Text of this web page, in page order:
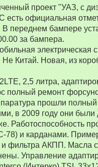
проект "УАЗ, с
официальная
переднем бампере
за бампера.
электрическая
Не Китай. Новая, из
2,5 литра,
полный ремонт
прошли
в 2009 году они
Работоспособность
78) и карданами.
фильтра АКПП. Масла
Управление